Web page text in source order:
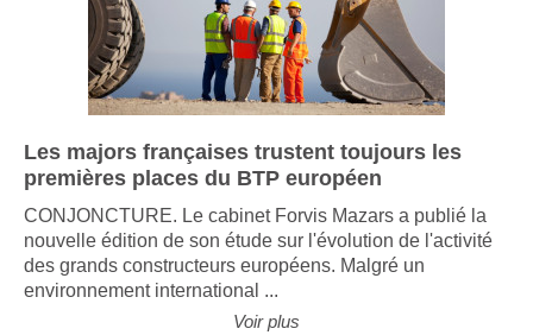
Les majors françaises trustent toujours les
premières places du BTP européen
CONJONCTURE. Le cabinet Forvis Mazars a publié la
nouvelle édition de son étude sur l'évolution de l'activité
des grands constructeurs européens. Malgré un
environnement international ...
Voir plus